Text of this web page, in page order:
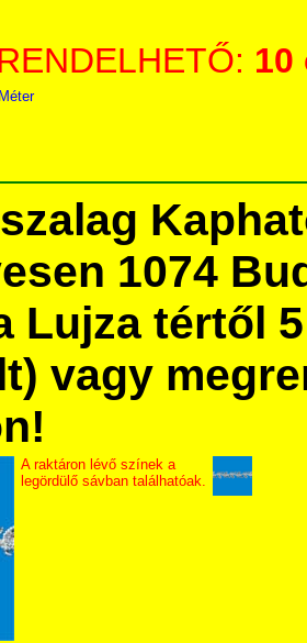
10
Méter
1074
Lujza tértől
vagy
A raktáron lévő színek a
legördülő sávban találhatóak.